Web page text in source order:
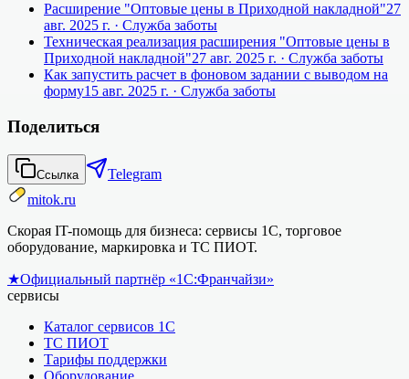
Расширение "Оптовые цены в Приходной накладной"27
авг. 2025 г. · Служба заботы
Техническая реализация расширения "Оптовые цены в
Приходной накладной"27 авг. 2025 г. · Служба заботы
Как запустить расчет в фоновом задании с выводом на
форму15 авг. 2025 г. · Служба заботы
Поделиться
Ссылка
Telegram
mitok.ru
Скорая IT-помощь для бизнеса: сервисы 1С, торговое
оборудование, маркировка и ТС ПИОТ.
★Официальный партнёр «1С:Франчайзи»
сервисы
Каталог сервисов 1С
ТС ПИОТ
Тарифы поддержки
Оборудование